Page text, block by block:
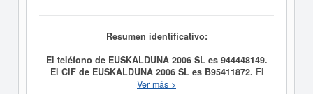
Resumen identificativo:
El teléfono de EUSKALDUNA 2006 SL es 944448149.
El CIF de EUSKALDUNA 2006 SL es B95411872. El
día 28/02/2006 se formó la empresa
Ver más >